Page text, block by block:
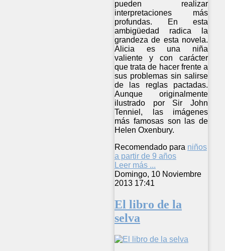
pueden realizar
interpretaciones más
profundas. En esta
ambigüedad radica la
grandeza de esta novela.
Alicia es una niña
valiente y con carácter
que trata de hacer frente a
sus problemas sin salirse
de las reglas pactadas.
Aunque originalmente
ilustrado por Sir John
Tenniel, las imágenes
más famosas son las de
Helen Oxenbury.
Recomendado para niños
a partir de 9 años
Leer más ...
Domingo, 10 Noviembre
2013 17:41
El libro de la
selva